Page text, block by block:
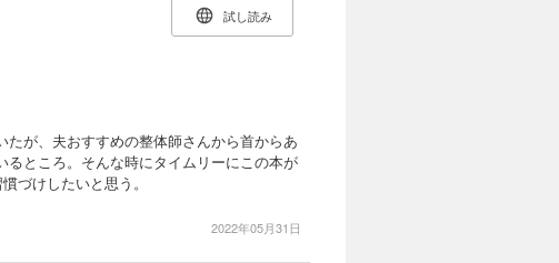
試し読み
が、夫おすすめの整体師さんから首からあ
ところ。そんな時にタイムリーにこの本が
づけしたいと思う。
2022年05月31日